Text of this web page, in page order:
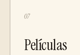
07
Películas